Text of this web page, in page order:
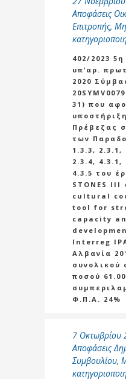
Αποφάσεις
Επιτροπής, Μη
402/2023
υπ’αρ.
2020
31) που
Πρέβεζας
των
1.3.3, 2.3.1,
2.3.4, 4.3.1,
4.3.5 του
STONES III
cultural
tool for
capacity
Interreg
Αλβανία
συνολικού
ποσού
Φ.Π.Α. 24%
7 Οκτωβρίου
Αποφάσεις
Συμβουλίου,